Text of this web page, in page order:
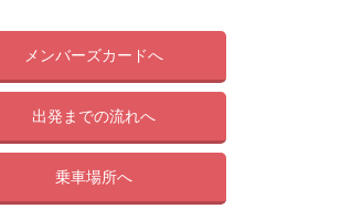
メンバーズカードへ
出発までの流れへ
乗車場所へ